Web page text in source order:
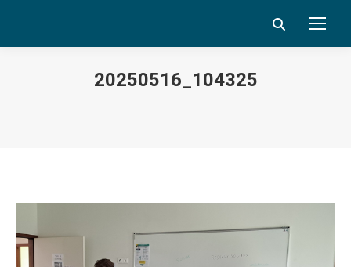
Search:
20250516_104325